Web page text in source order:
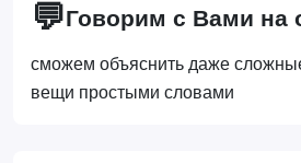
💬Говорим с Вами на
сможем объяснить даже
вещи простыми словами